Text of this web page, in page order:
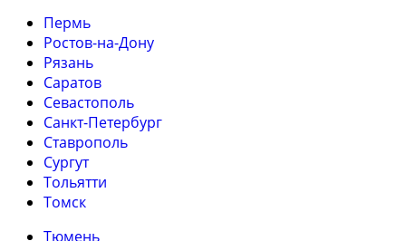
Пермь
Ростов-на-Дону
Рязань
Саратов
Севастополь
Санкт-Петербург
Ставрополь
Сургут
Тольятти
Томск
Тюмень